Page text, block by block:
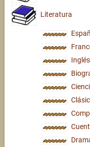
Literatura
Inglés